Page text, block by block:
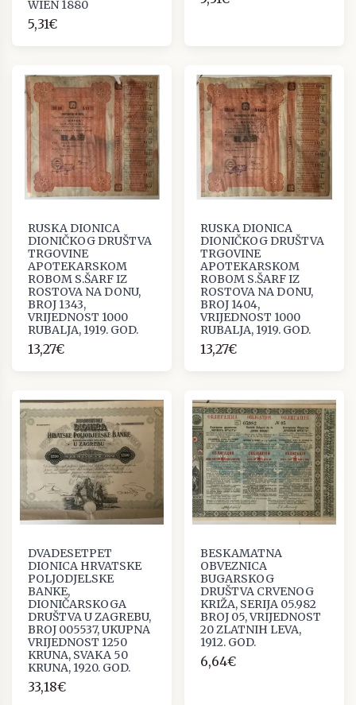
WIEN 1880
5,31€
RUSKA DIONICA
DIONIČKOG DRUŠTVA
TRGOVINE
APOTEKARSKOM
ROBOM S.ŠARF IZ
ROSTOVA NA DONU,
BROJ 1343,
VRIJEDNOST 1000
RUBALJA, 1919. GOD.
13,27€
RUSKA DIONICA
DIONIČKOG DRUŠTVA
TRGOVINE
APOTEKARSKOM
ROBOM S.ŠARF IZ
ROSTOVA NA DONU,
BROJ 1404,
VRIJEDNOST 1000
RUBALJA, 1919. GOD.
13,27€
DVADESETPET
DIONICA HRVATSKE
POLJODJELSKE
BANKE,
DIONIČARSKOGA
DRUŠTVA U ZAGREBU,
BROJ 005537, UKUPNA
VRIJEDNOST 1250
KRUNA, SVAKA 50
KRUNA, 1920. GOD.
33,18€
BESKAMATNA
OBVEZNICA
BUGARSKOG
DRUŠTVA CRVENOG
KRIŽA, SERIJA 05.982
BROJ 05, VRIJEDNOST
20 ZLATNIH LEVA,
1912. GOD.
6,64€